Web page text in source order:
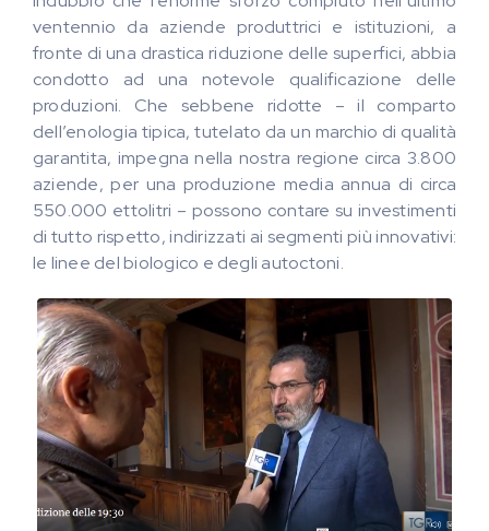
ventennio da aziende produttrici e istituzioni, a
fronte di una drastica riduzione delle superfici, abbia
condotto ad una notevole qualificazione delle
produzioni. Che sebbene ridotte – il comparto
dell’enologia tipica, tutelato da un marchio di qualità
garantita, impegna nella nostra regione circa 3.800
aziende, per una produzione media annua di circa
550.000 ettolitri – possono contare su investimenti
di tutto rispetto, indirizzati ai segmenti più innovativi:
le linee del biologico e degli autoctoni.